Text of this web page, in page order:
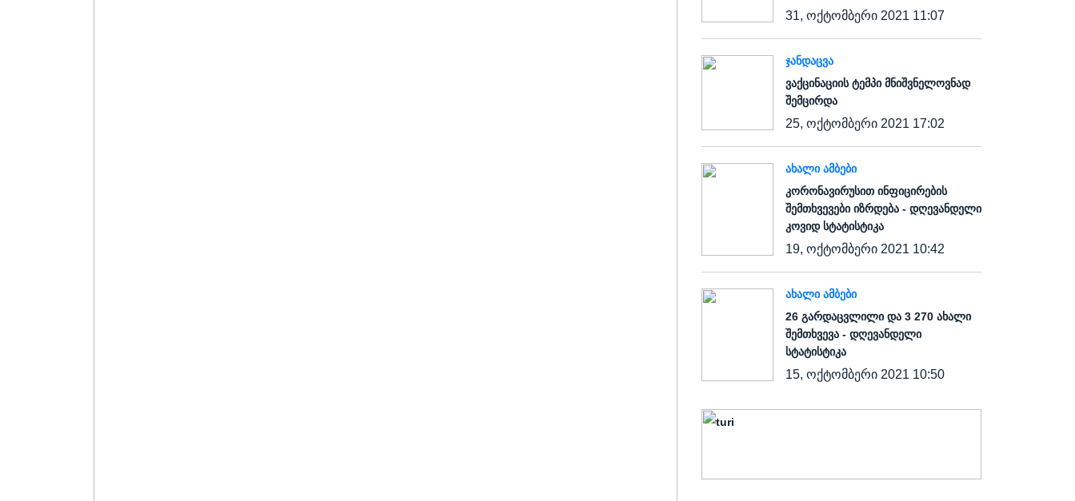
31, ოქტომბერი 2021 11:07
ᲯᲐᲜᲓᲐᲪᲕᲐ
ვაქცინაციის ტემპი მნიშვნელოვნად
შემცირდა
25, ოქტომბერი 2021 17:02
ᲐᲮᲐᲚᲘ ᲐᲛᲑᲔᲑᲘ
კორონავირუსით ინფიცირების
შემთხვევები იზრდება - დღევანდელი
კოვიდ სტატისტიკა
19, ოქტომბერი 2021 10:42
ᲐᲮᲐᲚᲘ ᲐᲛᲑᲔᲑᲘ
26 გარდაცვლილი და 3 270 ახალი
შემთხვევა - დღევანდელი
სტატისტიკა
15, ოქტომბერი 2021 10:50